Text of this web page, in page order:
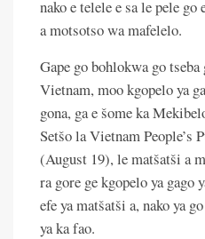
nako e telele e sa le pele go
a motsotso wa mafelelo.
Gape go bohlokwa go
Vietnam, moo kgopelo ya
gona, ga e šome ka
Setšo la Vietnam People’s
(August 19), le matšatši a
ra gore ge kgopelo ya gago
efe ya matšatši a, nako ya
ya ka fao.